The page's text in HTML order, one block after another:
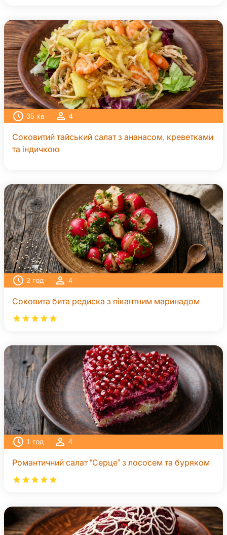
35 хв 4
Соковитий тайський салат з ананасом, креветками
та індичкою
2 год 4
Соковита бита редиска з пікантним маринадом
1 год 4
Романтичний салат “Серце” з лососем та буряком